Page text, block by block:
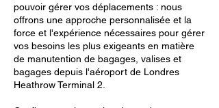
pouvoir gérer vos déplacements : nous
offrons une approche personnalisée et la
force et l'expérience nécessaires pour gérer
vos besoins les plus exigeants en matière
de manutention de bagages, valises et
bagages depuis l'aéroport de Londres
Heathrow Terminal 2.